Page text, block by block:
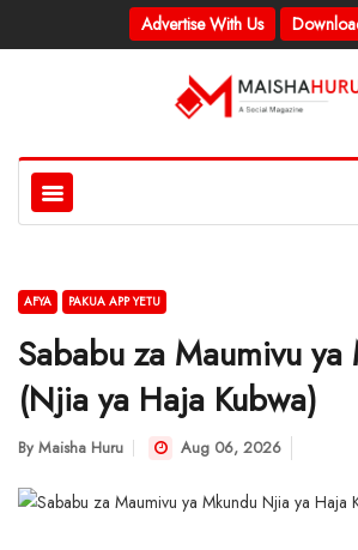
Advertise With Us
AFYA PAKUA APP YETU
Sababu za Maumivu ya
(Njia ya Haja Kubwa)
By Maisha Huru Aug 06, 2026